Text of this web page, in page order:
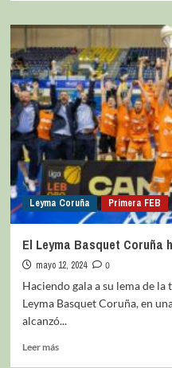
Leyma Coruña Primera FEB
El Leyma Basquet Coruña
mayo 12, 2024
0
Haciendo gala a su lema de
Leyma Basquet Coruña, en
alcanzó...
Leer más